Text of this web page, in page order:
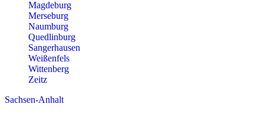
Magdeburg
Merseburg
Naumburg
Quedlinburg
Sangerhausen
Weißenfels
Wittenberg
Zeitz
Sachsen-Anhalt